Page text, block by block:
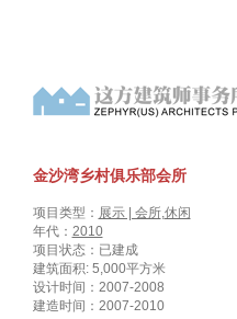
金沙湾乡村俱乐部会所
项目类型： 展示 | 会所,休闲
年代： 2010
项目状态：已建成
建筑面积: 5,000平方米
设计时间：2007-2008
建造时间：2007-2010